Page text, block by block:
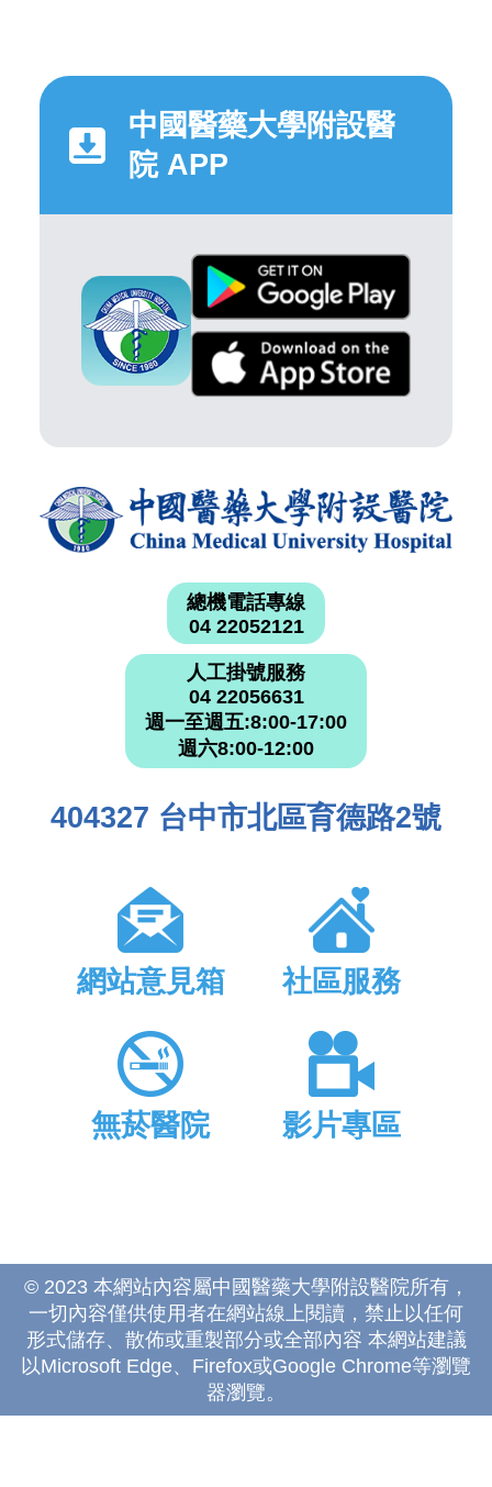
中國醫藥大學附設醫
院 APP
總機電話專線
04 22052121
人工掛號服務
04 22056631
週一至週五:8:00-17:00
週六8:00-12:00
404327 台中市北區育德路2號
網站意見箱 社區服務
無菸醫院 影片專區
© 2023 本網站內容屬中國醫藥大學附設醫院所有，
一切內容僅供使用者在網站線上閱讀，禁止以任何
形式儲存、散佈或重製部分或全部內容 本網站建議
以Microsoft Edge、Firefox或Google Chrome等瀏覽
器瀏覽。